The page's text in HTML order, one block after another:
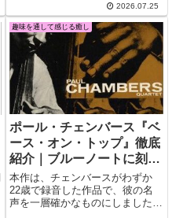
紫川親水広場など3会場、入場
料、公式Tシャツ、小倉駅周辺の
ホテル・レストラン情報を紹介し
ます。
2026.07.25
趣味を通して感じる癒し
ポール・チェンバース『ベ
ース・オン・トップ』徹底
紹介｜ブルーノートに刻ま
れたジャズ・ベースの真髄
本作は、チェンバースがわずか
22歳で録音した作品で、彼の名
声を一層確かなものにしました。